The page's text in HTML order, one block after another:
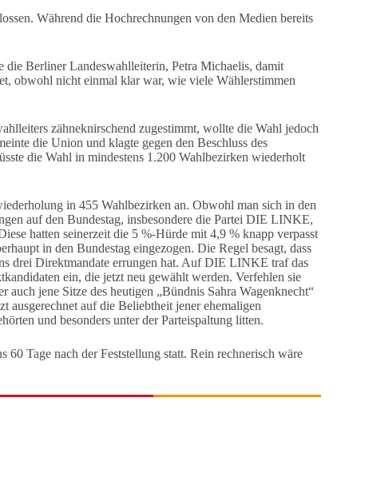
Während die Hochrechnungen von den Medien bereits
die Berliner Landeswahlleiterin, Petra Michaelis, damit
obwohl nicht einmal klar war, wie viele Wählerstimmen
zähneknirschend zugestimmt, wollte die Wahl jedoch
die Union und klagte gegen den Beschluss des
die Wahl in mindestens 1.200 Wahlbezirken wiederholt
in 455 Wahlbezirken an. Obwohl man sich in den
auf den Bundestag, insbesondere die Partei DIE LINKE,
hatten seinerzeit die 5 %-Hürde mit 4,9 % knapp verpasst
in den Bundestag eingezogen. Die Regel besagt, dass
drei Direktmandate errungen hat. Auf DIE LINKE traf das
ein, die jetzt neu gewählt werden. Verfehlen sie
jene Sitze des heutigen „Bündnis Sahra Wagenknecht“
ausgerechnet auf die Beliebtheit jener ehemaligen
und besonders unter der Parteispaltung litten.
Tage nach der Feststellung statt. Rein rechnerisch wäre